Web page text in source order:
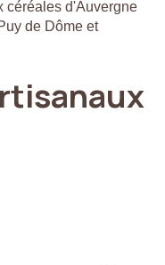
céréales d'Auvergne
de Dôme et